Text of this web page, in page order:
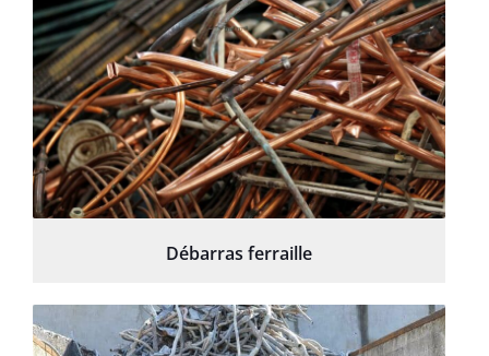
Débarras ferraille